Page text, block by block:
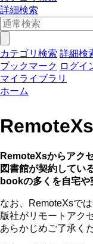
詳細検索
カテゴリ検索 詳細検
ブックマーク ログイ
マイライブラリ
ホーム
RemoteXs
RemoteXsからアク
図書館が契約してい
bookの多くを自宅や
なお、RemoteXsで
版社がリモートアク
あらかじめご了承く